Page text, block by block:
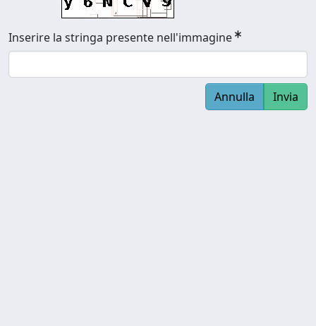
Inserire la stringa presente nell'immagine
Annulla Invia